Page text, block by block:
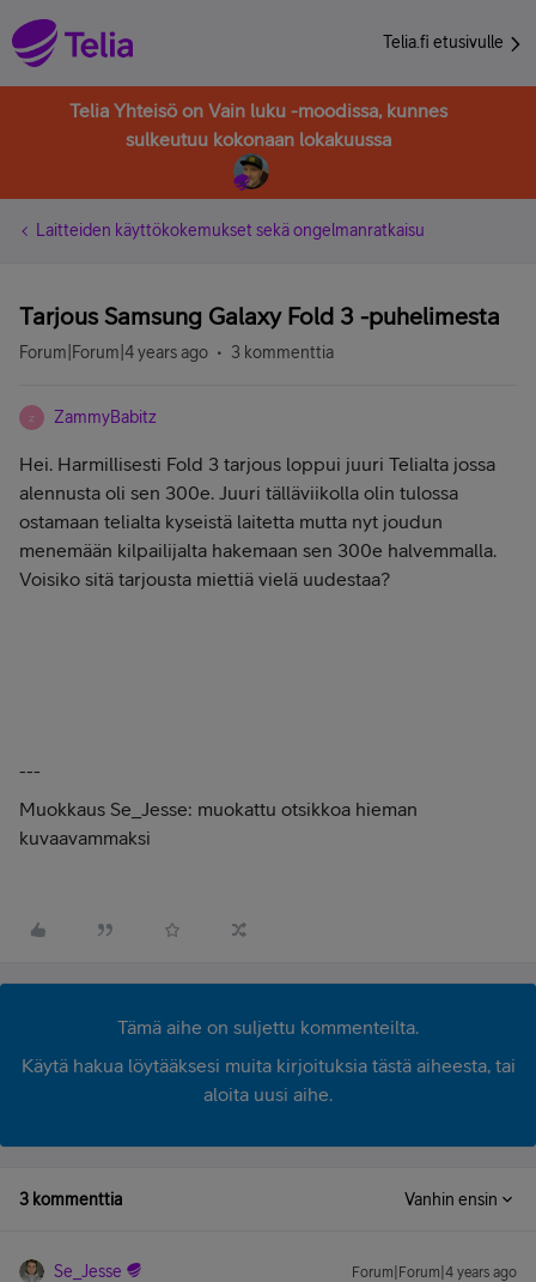
Telia.fi etusivulle
Telia Yhteisö on Vain luku -moodissa, kunnes
sulkeutuu kokonaan lokakuussa
Laitteiden käyttökokemukset sekä ongelmanratkaisu
Tarjous Samsung Galaxy Fold 3 -puhelimesta
Forum|Forum|4 years ago 3 kommenttia
Z ZammyBabitz
Hei. Harmillisesti Fold 3 tarjous loppui juuri Telialta jossa
alennusta oli sen 300e. Juuri tälläviikolla olin tulossa
ostamaan telialta kyseistä laitetta mutta nyt joudun
menemään kilpailijalta hakemaan sen 300e halvemmalla.
Voisiko sitä tarjousta miettiä vielä uudestaa?
---
Muokkaus Se_Jesse: muokattu otsikkoa hieman
kuvaavammaksi
Tämä aihe on suljettu kommenteilta.
Käytä hakua löytääksesi muita kirjoituksia tästä aiheesta, tai
aloita uusi aihe.
3 kommenttia Vanhin ensin
Se_Jesse Forum|Forum|4 years ago